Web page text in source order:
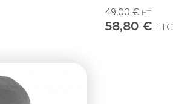
49,00 € HT
58,80 € TTC